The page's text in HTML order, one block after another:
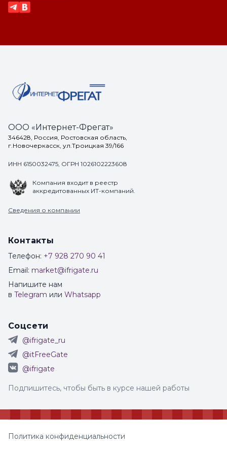
ООО «Интернет-Фрегат»
346428, Россия, Ростовская область,
г.Новочеркасск, ул.Троицкая 39/166
ИНН 6150032475, ОГРН 1026102223608
Компания входит в реестр
аккредитованных ИТ-компаний.
Сведения о компании
Контакты
Телефон: +7 928 270 90 41
Email: market@ifrigate.ru
Напишите нам
в Telegram или Whatsapp
Соцсети
@ifrigate_ru
@itFreeGate
@ifrigate
Подпишитесь, чтобы быть в курсе нашей работы
Политика конфиденциальности